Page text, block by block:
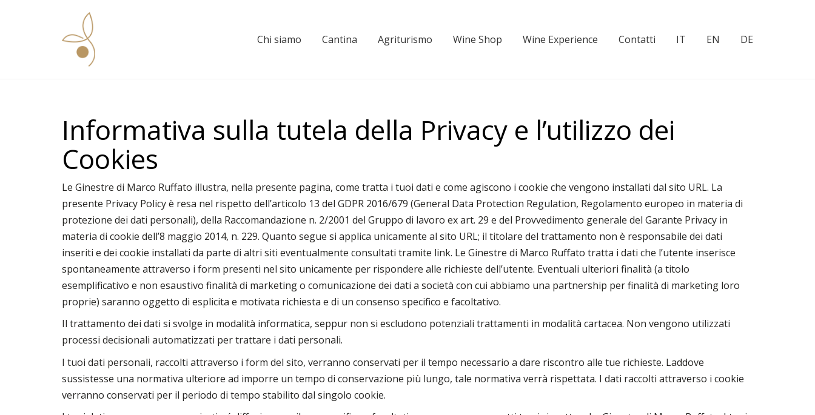
Chi siamo Cantina Agriturismo Wine Shop Wine Experience Contatti IT EN DE
Informativa sulla tutela della Privacy e l’utilizzo dei
Cookies
Le Ginestre di Marco Ruffato illustra, nella presente pagina, come tratta i tuoi dati e come agiscono i cookie che vengono installati dal sito URL. La
presente Privacy Policy è resa nel rispetto dell’articolo 13 del GDPR 2016/679 (General Data Protection Regulation, Regolamento europeo in materia di
protezione dei dati personali), della Raccomandazione n. 2/2001 del Gruppo di lavoro ex art. 29 e del Provvedimento generale del Garante Privacy in
materia di cookie dell’8 maggio 2014, n. 229. Quanto segue si applica unicamente al sito URL; il titolare del trattamento non è responsabile dei dati
inseriti e dei cookie installati da parte di altri siti eventualmente consultati tramite link. Le Ginestre di Marco Ruffato tratta i dati che l’utente inserisce
spontaneamente attraverso i form presenti nel sito unicamente per rispondere alle richieste dell’utente. Eventuali ulteriori finalità (a titolo
esemplificativo e non esaustivo finalità di marketing o comunicazione dei dati a società con cui abbiamo una partnership per finalità di marketing loro
proprie) saranno oggetto di esplicita e motivata richiesta e di un consenso specifico e facoltativo.
Il trattamento dei dati si svolge in modalità informatica, seppur non si escludono potenziali trattamenti in modalità cartacea. Non vengono utilizzati
processi decisionali automatizzati per trattare i dati personali.
I tuoi dati personali, raccolti attraverso i form del sito, verranno conservati per il tempo necessario a dare riscontro alle tue richieste. Laddove
sussistesse una normativa ulteriore ad imporre un tempo di conservazione più lungo, tale normativa verrà rispettata. I dati raccolti attraverso i cookie
verranno conservati per il periodo di tempo stabilito dal singolo cookie.